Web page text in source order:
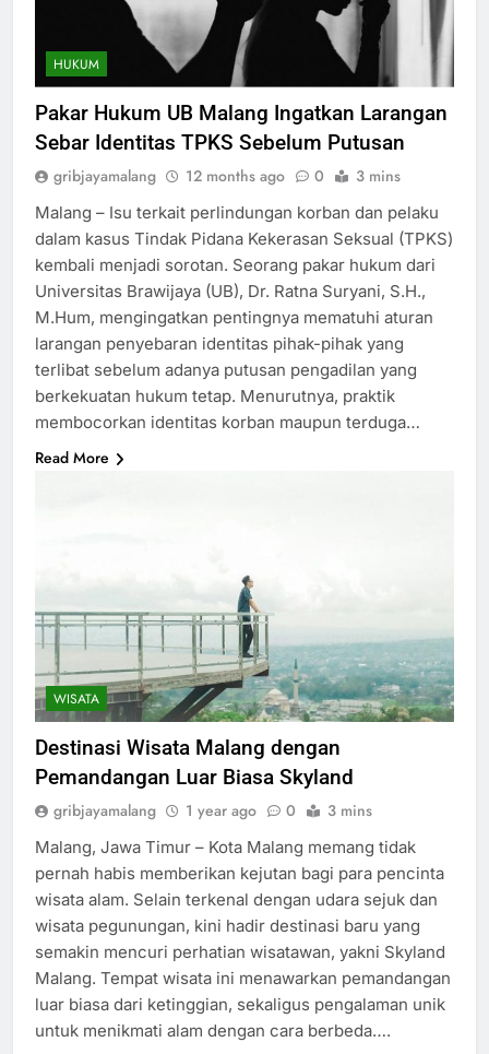
HUKUM
Pakar Hukum UB Malang Ingatkan Larangan
Sebar Identitas TPKS Sebelum Putusan
gribjayamalang 12 months ago 0 3 mins
Malang – Isu terkait perlindungan korban dan pelaku
dalam kasus Tindak Pidana Kekerasan Seksual (TPKS)
kembali menjadi sorotan. Seorang pakar hukum dari
Universitas Brawijaya (UB), Dr. Ratna Suryani, S.H.,
M.Hum, mengingatkan pentingnya mematuhi aturan
larangan penyebaran identitas pihak-pihak yang
terlibat sebelum adanya putusan pengadilan yang
berkekuatan hukum tetap. Menurutnya, praktik
membocorkan identitas korban maupun terduga…
Read More
WISATA
Destinasi Wisata Malang dengan
Pemandangan Luar Biasa Skyland
gribjayamalang 1 year ago 0 3 mins
Malang, Jawa Timur – Kota Malang memang tidak
pernah habis memberikan kejutan bagi para pencinta
wisata alam. Selain terkenal dengan udara sejuk dan
wisata pegunungan, kini hadir destinasi baru yang
semakin mencuri perhatian wisatawan, yakni Skyland
Malang. Tempat wisata ini menawarkan pemandangan
luar biasa dari ketinggian, sekaligus pengalaman unik
untuk menikmati alam dengan cara berbeda….